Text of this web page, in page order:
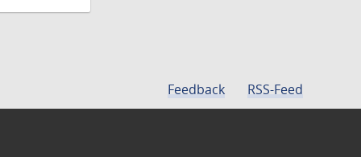
Feedback RSS-Feed